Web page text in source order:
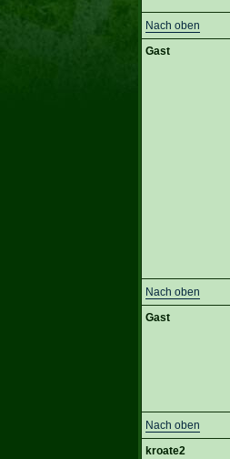
Nach oben
Gast
Nach oben
Gast
Nach oben
kroate2